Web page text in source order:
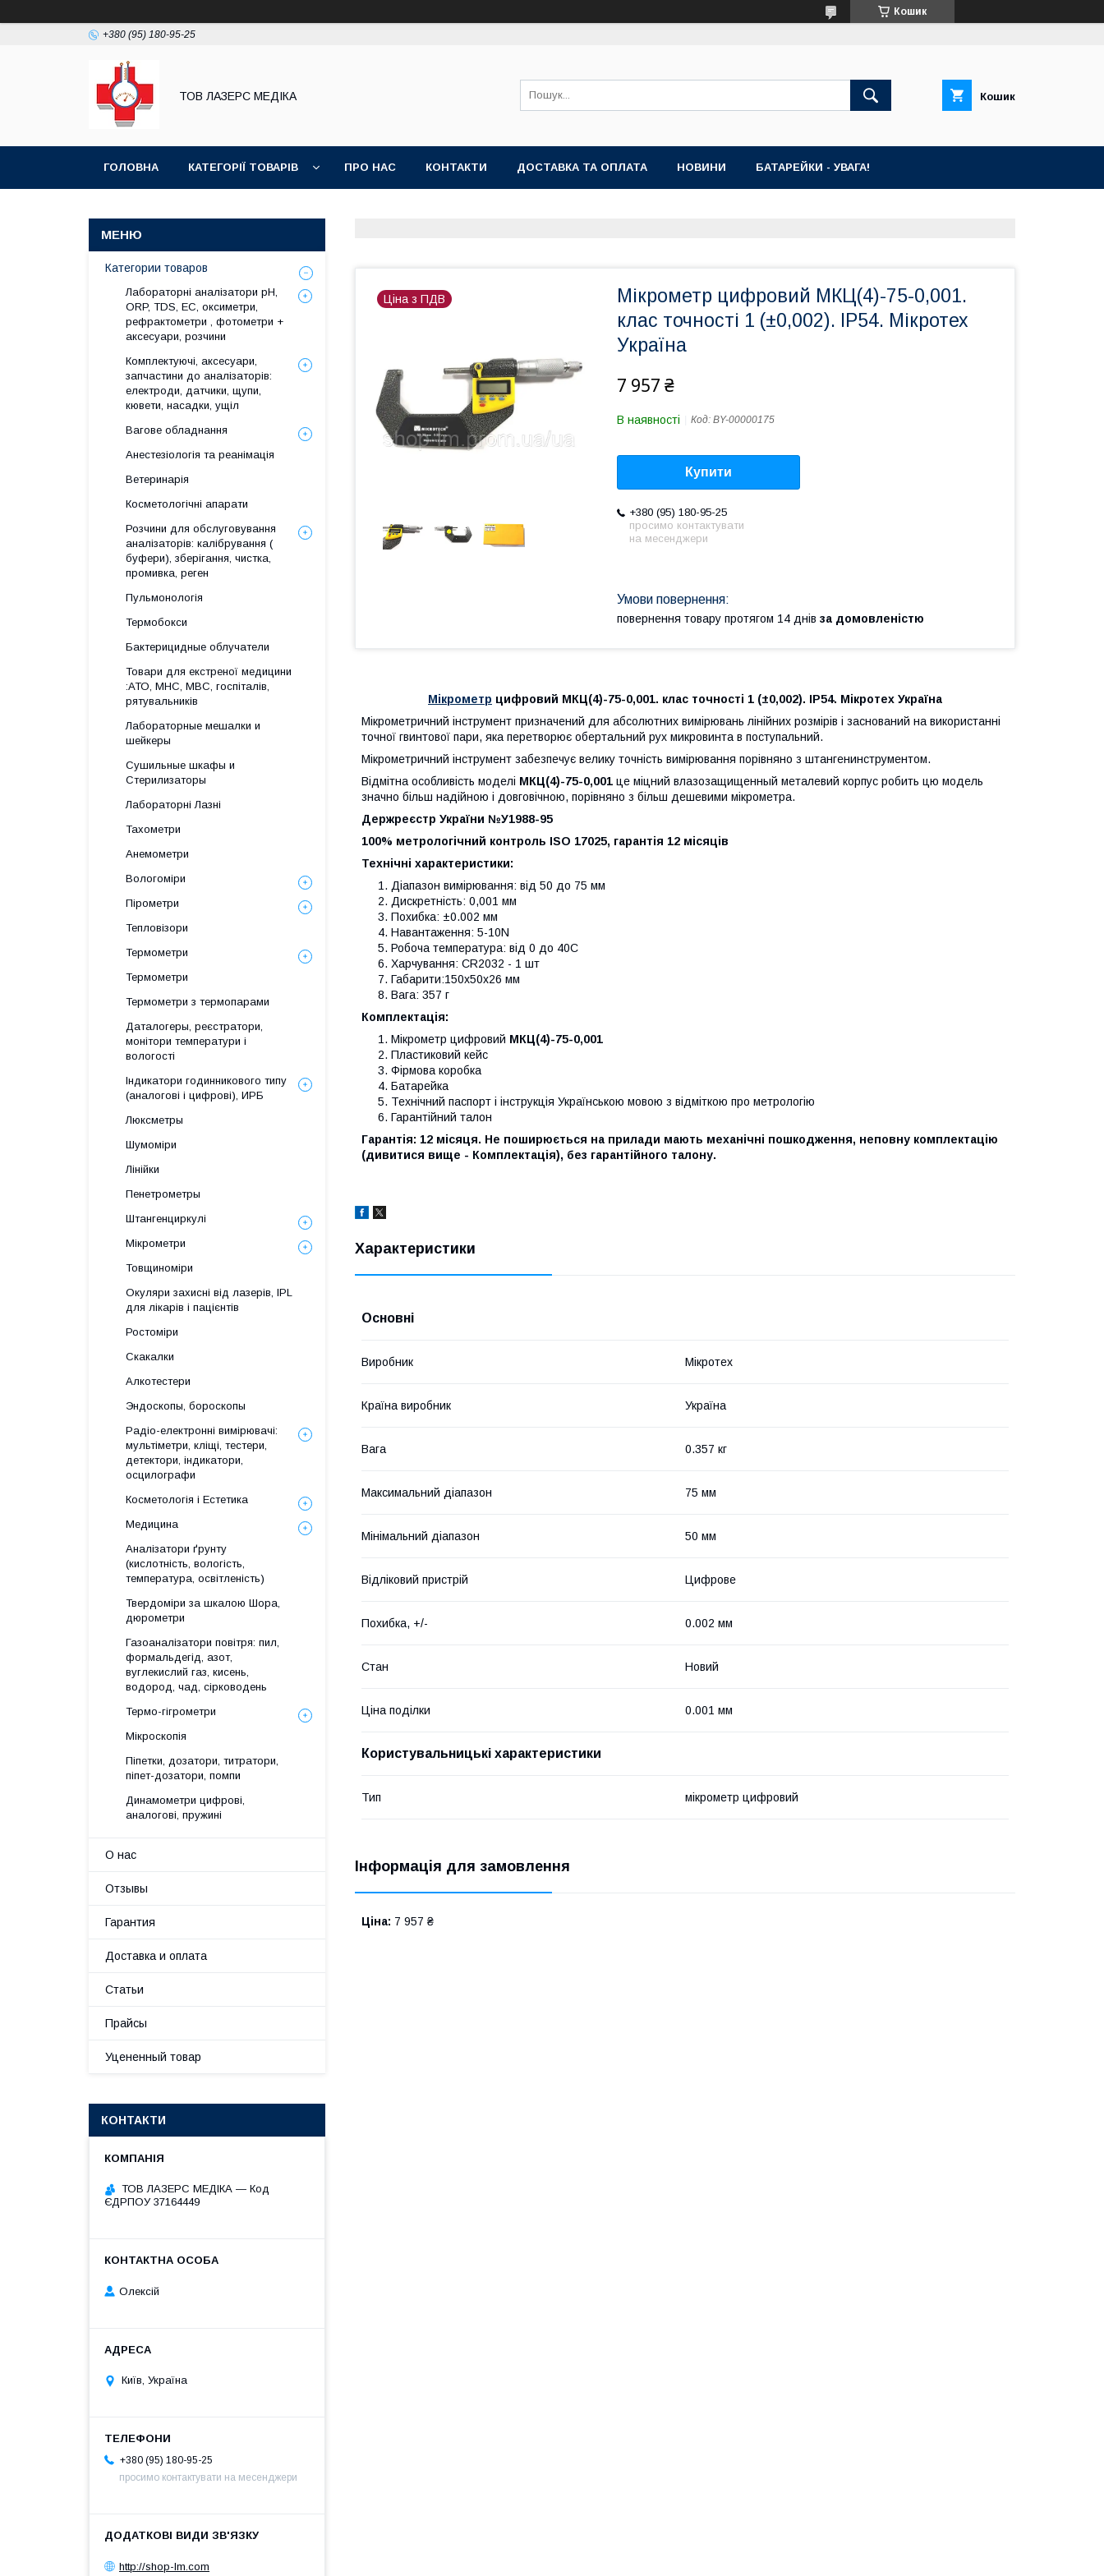
Кошик
+380 (95) 180-95-25
ТОВ ЛАЗЕРС МЕДІКА Кошик
ГОЛОВНА КАТЕГОРІЇ ТОВАРІВ ПРО НАС КОНТАКТИ ДОСТАВКА ТА ОПЛАТА НОВИНИ БАТАРЕЙКИ - УВАГА!
Ціна з ПДВ
Мікрометр цифровий МКЦ(4)-75-0,001.
клас точності 1 (±0,002). IP54. Мікротех
Україна
7 957 ₴
В наявності Код: BY-00000175
Купити
+380 (95) 180-95-25
просимо контактувати
на месенджери
повернення товару протягом 14 днів за домовленістю
Мікрометр цифровий МКЦ(4)-75-0,001. клас точності 1 (±0,002). IP54. Мікротех Україна
Мікрометричний інструмент призначений для абсолютних вимірювань лінійних розмірів і заснований на використанні
точної гвинтової пари, яка перетворює обертальний рух микровинта в поступальний.
Мікрометричний інструмент забезпечує велику точність вимірювання порівняно з штангенинструментом.
Відмітна особливість моделі МКЦ(4)-75-0,001 це міцний влазозащищенный металевий корпус робить цю модель
значно більш надійною і довговічною, порівняно з більш дешевими мікрометра.
Держреєстр України №У1988-95
100% метрологічний контроль ISO 17025, гарантія 12 місяців
Технічні характеристики:
Діапазон вимірювання: від 50 до 75 мм
Дискретність: 0,001 мм
Похибка: ±0.002 мм
Навантаження: 5-10N
Робоча температура: від 0 до 40С
Харчування: CR2032 - 1 шт
Габарити:150х50х26 мм
Вага: 357 г
Комплектація:
Мікрометр цифровий МКЦ(4)-75-0,001
Пластиковий кейс
Фірмова коробка
Батарейка
Технічний паспорт і інструкція Українською мовою з відміткою про метрологію
Гарантійний талон
Гарантія: 12 місяця. Не поширюється на прилади мають механічні пошкодження, неповну комплектацію
(дивитися вище - Комплектація), без гарантійного талону.
Характеристики
Основні
Виробник Мікротех
Країна виробник Україна
Вага 0.357 кг
Максимальний діапазон 75 мм
Мінімальний діапазон 50 мм
Відліковий пристрій Цифрове
Похибка, +/- 0.002 мм
Стан Новий
Ціна поділки 0.001 мм
Користувальницькі характеристики
Тип мікрометр цифровий
Інформація для замовлення
Ціна: 7 957 ₴
Категории товаров
Лабораторні аналізатори pH,
ORP, TDS, EC, оксиметри,
рефрактометри , фотометри +
аксесуари, розчини
Комплектуючі, аксесуари,
запчастини до аналізаторів:
електроди, датчики, щупи,
кювети, насадки, ущіл
Вагове обладнання
Анестезіологія та реанімація
Ветеринарія
Косметологічні апарати
Розчини для обслуговування
аналізаторів: калібрування (
буфери), зберігання, чистка,
промивка, реген
Пульмонологія
Термобокси
Бактерицидные облучатели
Товари для екстреної медицини
:АТО, МНС, МВС, госпіталів,
рятувальників
Лабораторные мешалки и
шейкеры
Сушильные шкафы и
Стерилизаторы
Лабораторні Лазні
Тахометри
Анемометри
Вологоміри
Пірометри
Тепловізори
Термометри
Термометри
Термометри з термопарами
Даталогеры, реєстратори,
монітори температури і
вологості
Індикатори годинникового типу
(аналогові і цифрові), ИРБ
Люксметры
Шумоміри
Лінійки
Пенетрометры
Штангенциркулі
Мікрометри
Товщиноміри
Окуляри захисні від лазерів, IPL
для лікарів і пацієнтів
Ростоміри
Скакалки
Алкотестери
Эндоскопы, бороскопы
Радіо-електронні вимірювачі:
мультіметри, кліщі, тестери,
детектори, індикатори,
осцилографи
Косметологія і Естетика
Медицина
Аналізатори ґрунту
(кислотність, вологість,
температура, освітленість)
Твердоміри за шкалою Шора,
дюрометри
Газоаналізатори повітря: пил,
формальдегід, азот,
вуглекислий газ, кисень,
водород, чад, сірководень
Термо-гігрометри
Мікроскопія
Піпетки, дозатори, титратори,
піпет-дозатори, помпи
Динамометри цифрові,
аналогові, пружині
О нас
Отзывы
Гарантия
Доставка и оплата
Статьи
Прайсы
Уцененный товар
КОНТАКТИ
ТОВ ЛАЗЕРС МЕДІКА — Код
ЄДРПОУ 37164449
Олексій
Київ, Україна
+380 (95) 180-95-25
просимо контактувати на месенджери
http://shop-lm.com